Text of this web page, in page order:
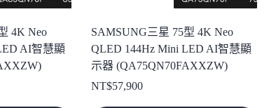
4K Neo
AI智慧顯
SAMSUNG三星 75型 4K Neo
QLED 144Hz Mini LED AI智慧顯
示器 (QA75QN70FAXXZW)
NT$57,900